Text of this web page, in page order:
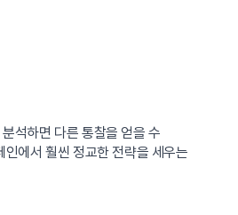
석하면 다른 통찰을 얻을 수
에서 훨씬 정교한 전략을 세우는